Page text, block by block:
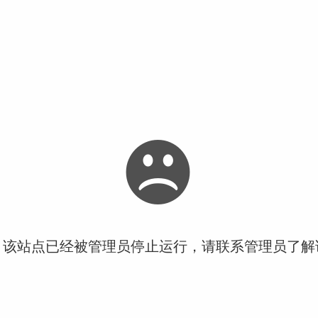
站点已经被管理员停止运行，请联系管理员了